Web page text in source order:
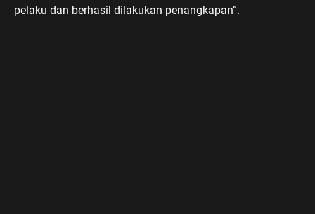
pelaku dan berhasil dilakukan penangkapan”.